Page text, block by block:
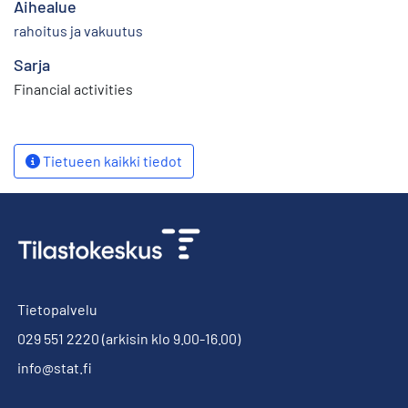
Aihealue
rahoitus ja vakuutus
Sarja
Financial activities
Tietueen kaikki tiedot
Tietopalvelu
029 551 2220 (arkisin klo 9.00-16.00)
info@stat.fi